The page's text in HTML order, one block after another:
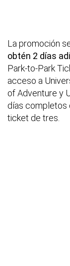
La promoción
obtén 2 días
Park-to-Park
acceso a
of Adventure y
días completos
ticket de tres.